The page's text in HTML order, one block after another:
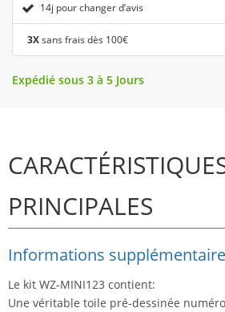
14j pour changer d’avis
3Xsans frais dès 100€
Expédié sous 3 à 5 Jours
PRINCIPALES
Informations
Le kit WZ-MINI123 contient:
Une véritable toile pré-dessinée